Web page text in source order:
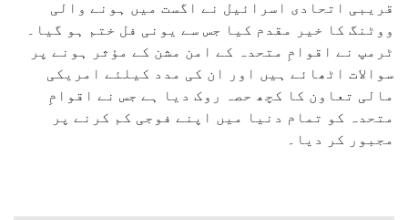
قریبی اتحادی اسرائیل نے اگست میں ہونے والی
ووٹنگ کا خیر مقدم کیا جس سے یونی فل ختم ہو گیا۔
ٹرمپ نے اقوامِ متحدہ کے امن مشن کے مؤثر ہونے پر
سوالات اٹھائے ہیں اور ان کی مدد کیلئے امریکی
مالی تعاون کا کچھ حصہ روک دیا ہے جس نے اقوامِ
متحدہ کو تمام دنیا میں اپنے فوجی کم کرنے پر
مجبور کر دیا۔